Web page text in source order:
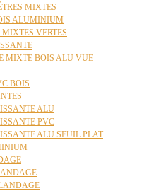
MIXTES
ALUMINIUM
MIXTES VERTES
MIXTE BOIS ALU VUE
BOIS
ALU
PVC
ALU SEUIL PLAT